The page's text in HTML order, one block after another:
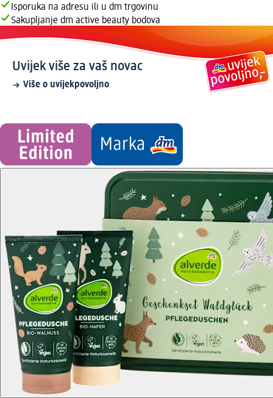
Isporuka na adresu ili u dm trgovinu
Sakupljanje dm active beauty bodova
Uvijek više za vaš novac
Više o uvijekpovoljno